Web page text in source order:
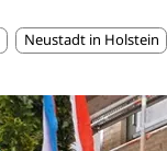
Neustadt in Holstein